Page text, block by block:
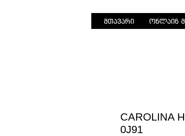
მთავარი ონლაინ
CAROLINA
0J91